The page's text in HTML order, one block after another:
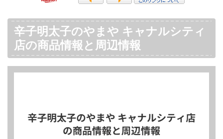
辛子明太子のやまや キャナルシティ
店の商品情報と周辺情報